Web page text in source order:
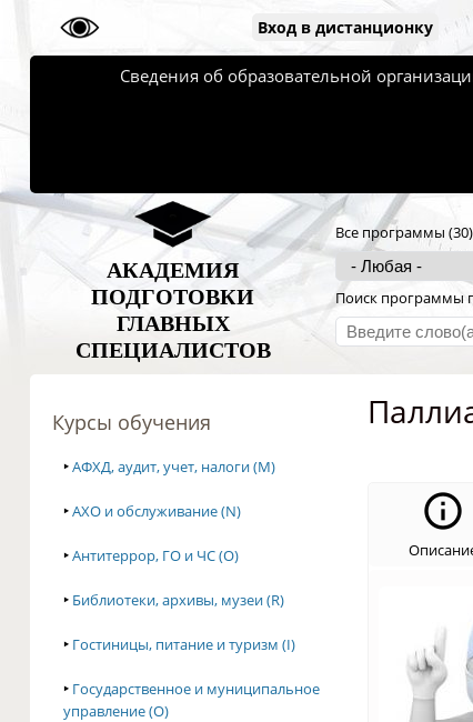
Вход в дистанционку
Сведения об образовательной
АКАДЕМИЯ
ПОДГОТОВКИ
ГЛАВНЫХ
СПЕЦИАЛИСТОВ
Все программы (30)
Поиск программы
Курсы обучения
‣АФХД, аудит, учет, налоги (M)
‣АХО и обслуживание (N)
‣Антитеррор, ГО и ЧС (O)
‣ Библиотеки, архивы, музеи (R)
‣ Гостиницы, питание и туризм (I)
‣ Государственное и муниципальное
управление (O)